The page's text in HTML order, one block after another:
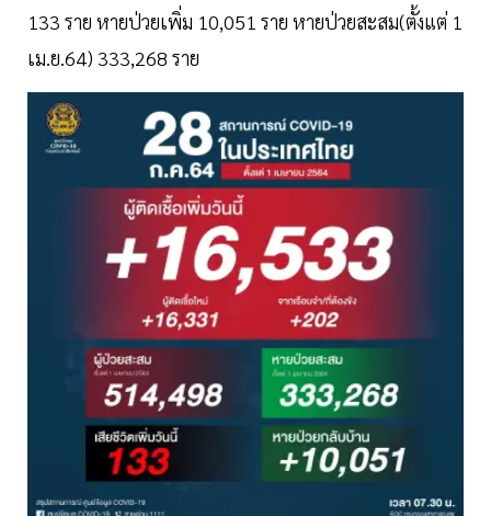
133 ราย หายป่วยเพิ่ม 10,051 ราย หายป่วยสะสม(ตั้งแต่ 1
เม.ย.64) 333,268 ราย